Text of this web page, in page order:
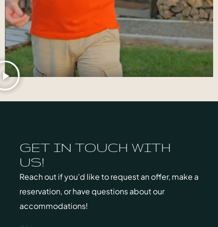
GET IN TOUCH WITH
US!
Reach out if you’d like to request an offer, make a
reservation, or have questions about our
accommodations!